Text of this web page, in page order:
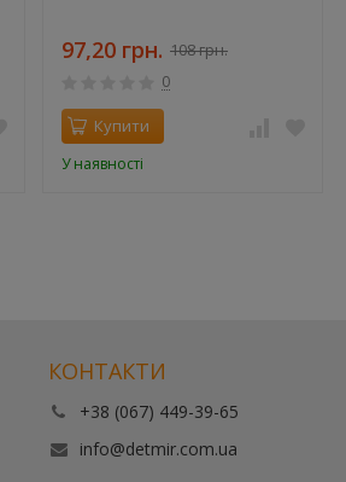
97,20 грн. 108 грн.
0
Купити
У наявності
КОНТАКТИ
+38 (067) 449-39-65
info@detmir.com.ua